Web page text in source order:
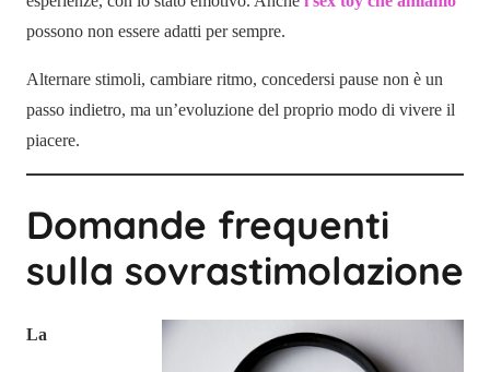
possono non essere adatti per sempre.
Alternare stimoli, cambiare ritmo, concedersi pause non è un
passo indietro, ma un’evoluzione del proprio modo di vivere il
piacere.
Domande frequenti
sulla sovrastimolazione
La